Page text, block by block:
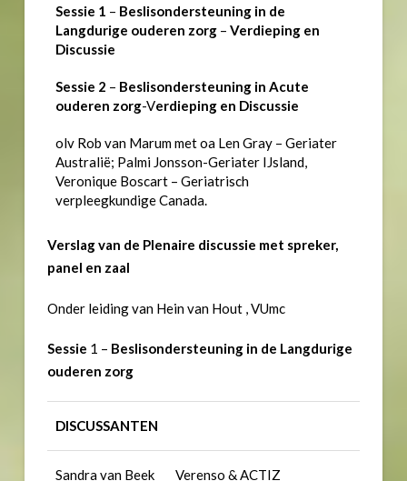
Sessie 1 – Beslisondersteuning in de
Langdurige ouderen zorg –Verdieping en
Discussie
Sessie 2 – Beslisondersteuning in Acute
ouderen zorg-Verdieping en Discussie
olv Rob van Marum met oa Len Gray – Geriater
Australië; Palmi Jonsson-Geriater IJsland,
Veronique Boscart – Geriatrisch
verpleegkundige Canada.
Verslag van de Plenaire discussie met spreker,
panel en zaal
Onder leiding van Hein van Hout , VUmc
Sessie 1 – Beslisondersteuning in de Langdurige
ouderen zorg
DISCUSSANTEN
Sandra van Beek Verenso & ACTIZ